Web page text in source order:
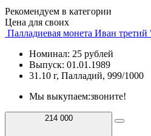
Рекомендуем в категории
Цена для своих
Палладиевая монета Иван третий
Номинал: 25 рублей
Выпуск: 01.01.1989
31.10 г, Палладий, 999/1000
Мы выкупаем:звоните!
214 000